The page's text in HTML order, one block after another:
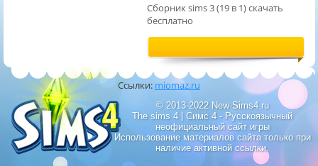
Сборник sims 3 (19 в 1) скачать
бесплатно
© 2013-2022 New-Sims4.ru
The sims 4 | Симс 4 - Русскоязычный
неофициальный сайт игры
Использование материалов сайта только при
наличие активной ссылки.
Ссылки: miomaz.ru